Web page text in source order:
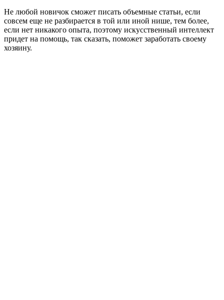
Не любой новичок сможет писать объемные статьи, если
совсем еще не разбирается в той или иной нише, тем более,
если нет никакого опыта, поэтому искусственный интеллект
придет на помощь, так сказать, поможет заработать своему
хозяину.